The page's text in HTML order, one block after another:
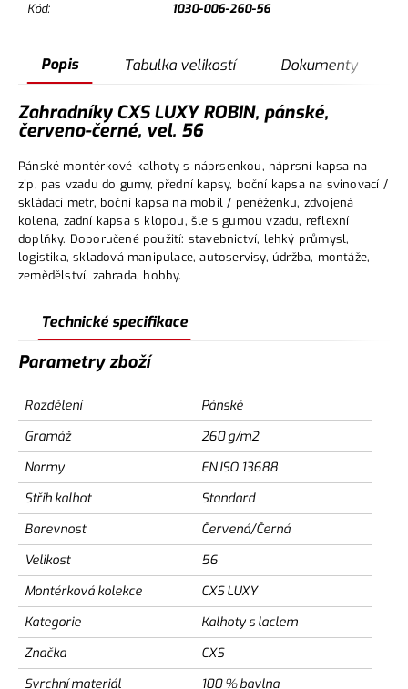
Kód: 1030-006-260-56
Popis Tabulka velikostí Dokumenty
Zahradníky CXS LUXY ROBIN, pánské,
červeno-černé, vel. 56
Pánské montérkové kalhoty s náprsenkou, náprsní kapsa na
zip, pas vzadu do gumy, přední kapsy, boční kapsa na svinovací /
skládací metr, boční kapsa na mobil / peněženku, zdvojená
kolena, zadní kapsa s klopou, šle s gumou vzadu, reflexní
doplňky. Doporučené použití: stavebnictví, lehký průmysl,
logistika, skladová manipulace, autoservisy, údržba, montáže,
zemědělství, zahrada, hobby.
Technické specifikace
Parametry zboží
Rozdělení
Pánské
Gramáž
260 g/m2
Normy
EN ISO 13688
Střih kalhot
Standard
Barevnost
Červená/Černá
Velikost
56
Montérková kolekce
CXS LUXY
Kategorie
Kalhoty s laclem
Značka
CXS
Svrchní materiál
100 % bavlna